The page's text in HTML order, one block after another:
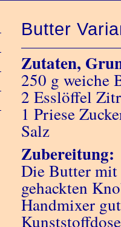
Butter
Zutaten,
250 g weiche
2 Esslöffel
1 Priese
Salz
Zubereitung:
Die Butter mit
gehackten
Handmixer